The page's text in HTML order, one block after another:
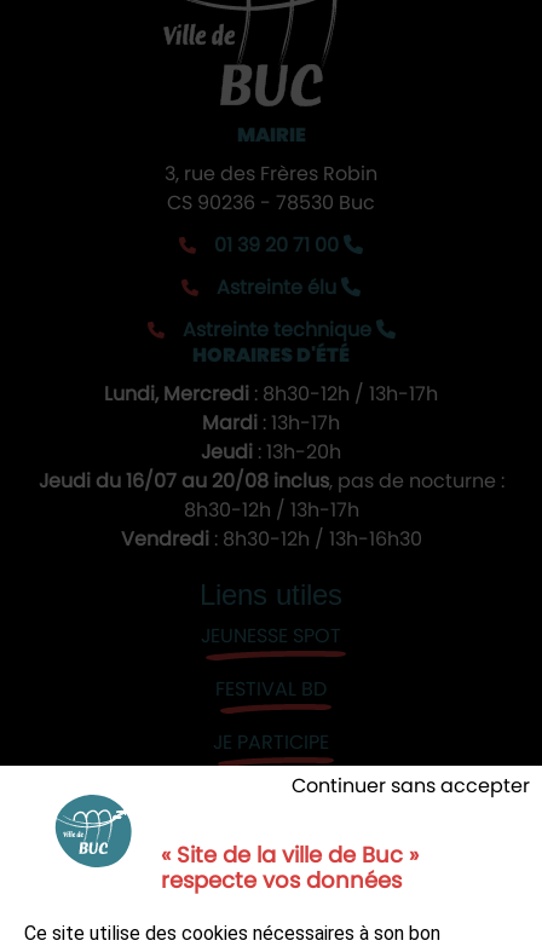
« Site de la ville de Buc »
respecte vos données
Ce site utilise des cookies nécessaires à son bon
Continuer sans accepter
MAIRIE
3, rue des Frères Robin
CS 90236 - 78530 Buc
01 39 20 71 00
Astreinte élu
Astreinte technique
HORAIRES D'ÉTÉ
Lundi, Mercredi : 8h30-12h / 13h-17h
Mardi : 13h-17h
Jeudi : 13h-20h
Jeudi du 16/07 au 20/08 inclus, pas de nocturne :
8h30-12h / 13h-17h
Vendredi : 8h30-12h / 13h-16h30
Liens utiles
JEUNESSE SPOT
FESTIVAL BD
JE PARTICIPE
NOUS CONTACTER